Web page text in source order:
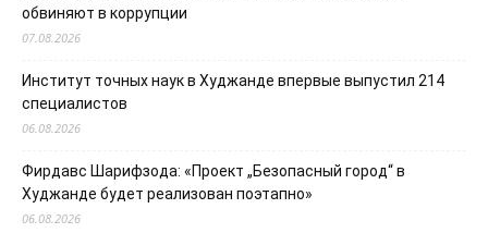
обвиняют в коррупции
07.08.2026
Институт точных наук в Худжанде впервые выпустил 214
специалистов
06.08.2026
Фирдавс Шарифзода: «Проект „Безопасный город“ в
Худжанде будет реализован поэтапно»
06.08.2026